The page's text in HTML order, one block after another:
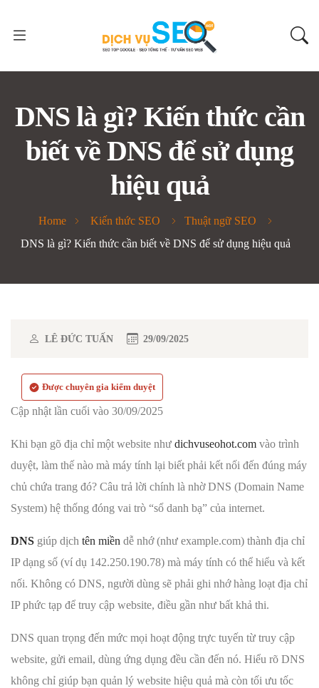
DNS là gì? Kiến thức cần
biết về DNS để sử dụng
hiệu quả
Home Kiến thức SEO
Thuật ngữ SEO
DNS là gì? Kiến thức cần biết về DNS để sử dụng hiệu quả
LÊ ĐỨC TUẤN 29/09/2025
Được chuyên gia kiểm duyệt
Cập nhật lần cuối vào 30/09/2025
Khi bạn gõ địa chỉ một website như dichvuseohot.com vào trình
duyệt, làm thế nào mà máy tính lại biết phải kết nối đến đúng máy
chủ chứa trang đó? Câu trả lời chính là nhờ DNS (Domain Name
System) hệ thống đóng vai trò “sổ danh bạ” của internet.
DNS giúp dịch tên miền dễ nhớ (như example.com) thành địa chỉ
IP dạng số (ví dụ 142.250.190.78) mà máy tính có thể hiểu và kết
nối. Không có DNS, người dùng sẽ phải ghi nhớ hàng loạt địa chỉ
IP phức tạp để truy cập website, điều gần như bất khả thi.
DNS quan trọng đến mức mọi hoạt động trực tuyến từ truy cập
website, gửi email, dùng ứng dụng đều cần đến nó. Hiểu rõ DNS
không chỉ giúp bạn quản lý website hiệu quả mà còn tối ưu tốc